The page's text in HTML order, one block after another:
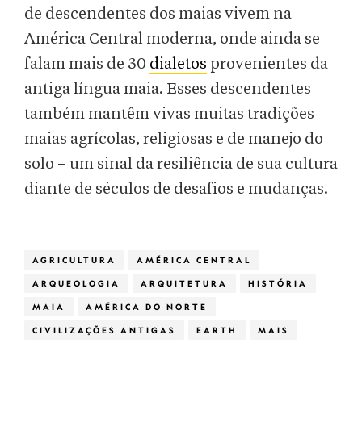
de descendentes dos maias vivem na
América Central moderna, onde ainda se
falam mais de 30 dialetos provenientes da
antiga língua maia. Esses descendentes
também mantêm vivas muitas tradições
maias agrícolas, religiosas e de manejo do
solo – um sinal da resiliência de sua cultura
diante de séculos de desafios e mudanças.
AGRICULTURA AMÉRICA CENTRAL
ARQUEOLOGIA ARQUITETURA HISTÓRIA
MAIA AMÉRICA DO NORTE
CIVILIZAÇÕES ANTIGAS EARTH MAIS